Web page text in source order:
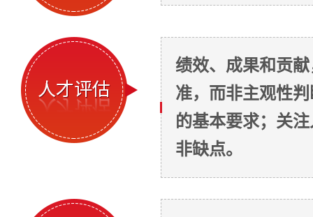
绩效、成果和贡
准，而非主观性
的基本要求；关
非缺点。